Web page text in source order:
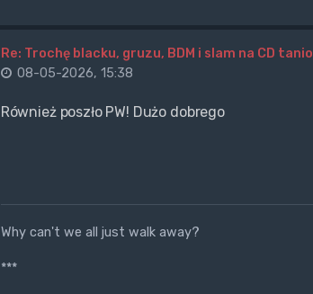
Re: Trochę blacku, gruzu, BDM i slam na CD tanio
08-05-2026, 15:38
Również poszło PW! Dużo dobrego
Why can't we all just walk away?
***